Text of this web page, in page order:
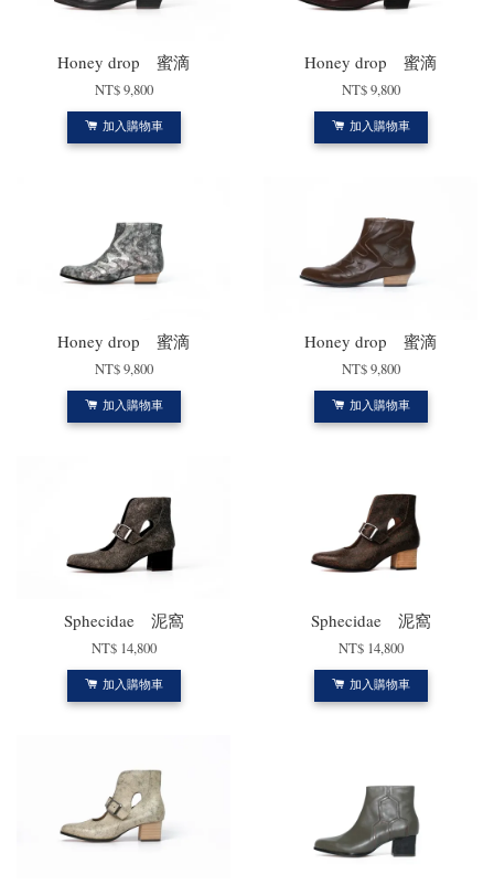
Honey drop 蜜滴
NT$ 9,800
加入購物車
Honey drop 蜜滴
NT$ 9,800
加入購物車
Honey drop 蜜滴
NT$ 9,800
加入購物車
Honey drop 蜜滴
NT$ 9,800
加入購物車
Sphecidae 泥窩
NT$ 14,800
加入購物車
Sphecidae 泥窩
NT$ 14,800
加入購物車